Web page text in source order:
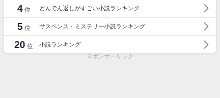
4 位 どんでん返しがすごい小説ランキング
5 位 サスペンス・ミステリー小説ランキング
20 位
小説ランキング
スポンサーリンク